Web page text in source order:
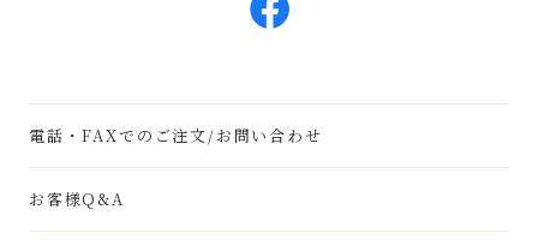
電話・FAXでのご注文/お問い合わせ
お客様Q&A